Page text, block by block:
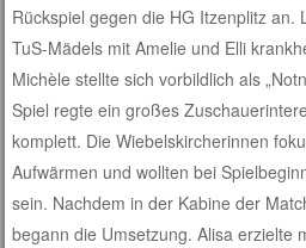
Rückspiel gegen die HG Itzenplitz an.
TuS-Mädels mit Amelie und Elli
Michèle stellte sich vorbildlich als
Spiel regte ein großes
komplett. Die Wiebelskircherinnen
Aufwärmen und wollten bei
sein. Nachdem in der Kabine der
begann die Umsetzung. Alisa erzielte